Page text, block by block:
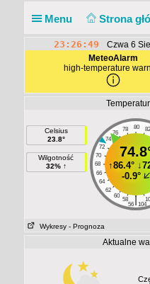
Menu Strona
23:26:50
Czwa 6
MeteoAlarm
high-temperature
Celsius
23.8°
Wilgotność
32% ↑
80
78 82
76
74
72
70
68
66
64
62
60
58 |
56 104
↑86.4° ↓
-0.9°
Wykresy - Prognoza
Aktualne